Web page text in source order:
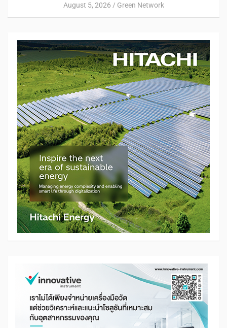
August 5, 2026 Green Network